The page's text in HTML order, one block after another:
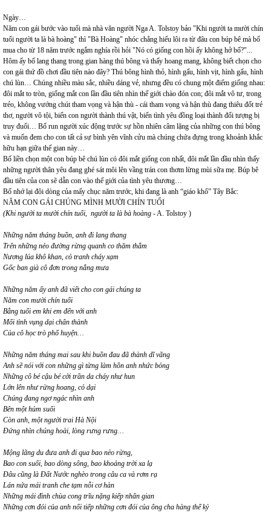
Ngày…
Năm con gái bước vào tuổi mà nhà văn người Nga A. Tolstoy bảo "Khi người ta mười chín
tuổi người ta là bà hoàng" thì "Bà Hoàng" nhóc chẳng hiểu lôi ra từ đâu con búp bê mà bố
mua cho từ 18 năm trước ngắm nghía rồi hỏi "Nó có giống con hồi ấy không hở bố?"...
Hôm ấy bố lang thang trong gian hàng thú bông và thấy hoang mang, không biết chọn cho
con gái thứ đồ chơi đầu tiên nào đây? Thú bông hình thỏ, hình gấu, hình vịt, hình gấu, hình
chú lùn… Chúng nhiều màu sắc, nhiều dáng vẻ, nhưng đều có chung một điểm giống nhau:
đôi mắt to tròn, giống mắt con lần đầu tiên nhìn thế giới chào đón con; đôi mắt vô tư, trong
trẻo, không vướng chút tham vọng và hận thù - cái tham vọng và hận thù đang thiêu đốt trẻ
thơ, người vô tội, biến con người thành thú vật, biến tình yêu đồng loại thành đối tượng bị
truy đuổi… Bố run người xúc động trước sự hồn nhiên câm lặng của những con thú bông
và muốn đem cho con tất cả sự bình yên vĩnh cửu mà chúng chứa đựng trong khoảnh khắc
hữu hạn giữa thế gian này…
Bố liền chọn một con búp bê chú lùn có đôi mắt giống con nhất, đôi mắt lần đầu nhìn thấy
những người thân yêu đang ghé sát môi lên vầng trán con thơm lừng mùi sữa mẹ. Búp bê
đầu tiên của con sẽ dẫn con vào thế giới của tình yêu thương…
Bố nhớ lại đôi dòng của mấy chục năm trước, khi đang là anh “giáo khổ” Tây Bắc:
NĂM CON GÁI CHÚNG MÌNH MƯỜI CHÍN TUỔI
(Khi người ta mười chín tuổi, người ta là bà hoàng - A. Tolstoy )
Những năm tháng buồn, anh đi lang thang
Trên những nẻo đường rừng quanh co thăm thẳm
Nương lúa khô khan, cỏ tranh cháy xạm
Gốc ban già cô đơn trong nắng mưa
Những năm ấy anh đã viết cho con gái chúng ta
Năm con mười chín tuổi
Bằng tuổi em khi em đến với anh
Mối tình vụng dại chân thành
Của cô học trò phố huyện…
Những năm tháng mai sau khi buồn đau đã thành dĩ vãng
Anh sẽ nói với con những gì từng làm hồn anh nhức bỏng
Những cô bé cậu bé cởi trần da cháy như hun
Lớn lên như rừng hoang, cỏ dại
Chúng đang ngơ ngác nhìn anh
Bên một hủm suối
Còn anh, một người trai Hà Nội
Đứng nhìn chúng hoài, lòng rưng rưng…
Mộng lãng du đưa anh đi qua bao nẻo rừng,
Bao con suối, bao dòng sông, bao khoảng trời xa lạ
Đâu cũng là Đất Nước nghèo trong câu ca và rơm rạ
Lán nứa mái tranh che tạm nỗi cơ hàn
Những mái đình chùa cong trĩu nặng kiếp nhân gian
Những cơn đói của anh nối tiếp những cơn đói của ông cha hàng thế kỷ